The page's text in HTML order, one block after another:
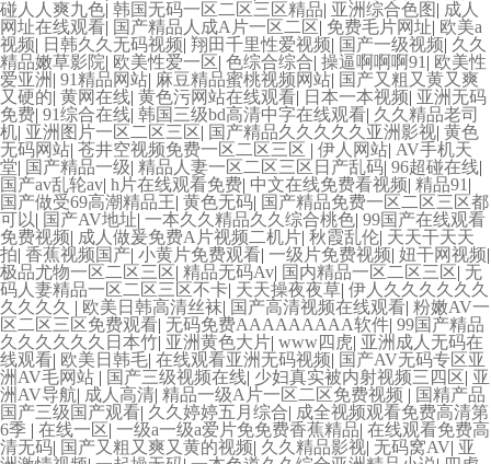
碰人人爽九色| 韩国无码一区二区三区精品| 亚洲综合色图 | 成人
网址在线观看| 国产精品人成A片一区二区| 免费毛片网址| 欧美a
视频| 日韩久久无码视频| 翔田千里性爱视频| 国产一级视频| 久久
精品嫩草影院| 欧美性爱一区| 色综合综合| 操逼啊啊啊91 | 欧美性
爱亚洲 | 91精品网站| 麻豆精品蜜桃视频网站| 国产又粗又黄又爽
又硬的| 黄网在线| 黄色污网站在线观看| 日本一本视频| 亚洲无码
免费| 91综合在线| 韩国三级bd高清中字在线观看| 久久精品老司
机| 亚洲图片一区二区三区| 国产精品久久久久久亚洲影视| 黄色
无码网站| 苍井空视频免费一区二区三区 | 伊人网站| AV手机天
堂| 国产精品一级| 精品人妻一区二区三区日产乱码| 96超碰在线|
国产av乱轮av| h片在线观看免费| 中文在线免费看视频| 精品91 |
国产做受69高潮精品王| 黄色无码| 国产精品免费一区二区三区都
可以| 国产AV地址| 一本久久精品久久综合桃色| 99国产在线观看
免费视频| 成人做爰免费A片视频二机片| 秋霞乱伦| 天天干天天
拍| 香蕉视频国产| 小黄片免费观看| 一级片免费视频| 妞干网视频|
极品尤物一区二区三区| 精品无码Av| 国内精品一区二区三区| 无
码人妻精品一区二区三区不卡| 天天操夜夜草| 伊人久久久久久久
久久久久 | 欧美日韩高清丝袜| 国产高清视频在线观看| 粉嫩AV一
区二区三区免费观看| 无码免费AAAAAAAAA软件| 99国产精品
久久久久久久日本竹| 亚洲黄色大片| www四虎| 亚洲成人无码在
线观看| 欧美日韩毛| 在线观看亚洲无码视频| 国产AV无码专区亚
洲AV毛网站 | 国产三级视频在线| 少妇真实被内射视频三四区| 亚
洲AV导航| 成人高清| 精品一级A片一区二区免费视频 | 国精产品
国产三级国产观看| 久久婷婷五月综合| 成全视频观看免费高清第
6季 | 在线一区| 一级a一级a爱片免免费香蕉精品| 在线观看免费高
清无码| 国产又粗又爽又黄的视频| 久久精品影视| 无码窝AV| 亚